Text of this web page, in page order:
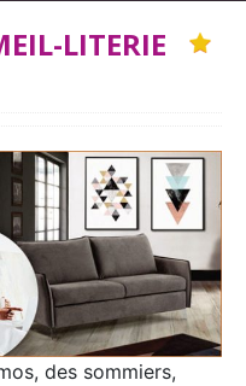
LITERIE
des sommiers,